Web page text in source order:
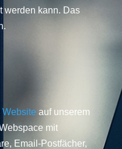
werden kann. Das
Website auf unserem
mit
Email-Postfächer,